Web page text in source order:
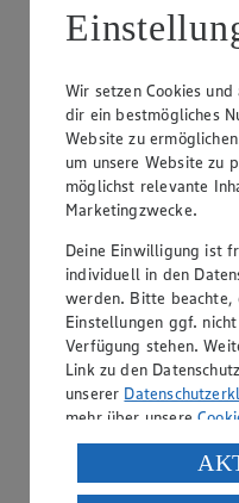
Entdecke genau dein
deine Frische - zu
Genau hier
Wir setzen Cookies
dir ein bestmögliches
Website zu
um unsere Website zu
möglichst relevante
Marketingzwecke.
Deine Einwilligung ist
individuell in den
werden. Bitte beachte,
Einstellungen ggf.
Verfügung stehen.
Link zu den
unserer
mehr über unsere
Verarbeitung deiner
USA durch Facebook